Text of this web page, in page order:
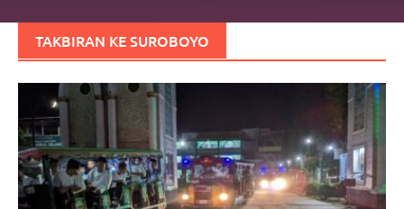
TAKBIRAN KE SUROBOYO